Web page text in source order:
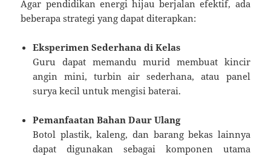
Agar pendidikan energi hijau berjalan efektif, ada
beberapa strategi yang dapat diterapkan:
Eksperimen Sederhana di Kelas
Guru dapat memandu murid membuat kincir
angin mini, turbin air sederhana, atau panel
surya kecil untuk mengisi baterai.
Pemanfaatan Bahan Daur Ulang
Botol plastik, kaleng, dan barang bekas lainnya
dapat digunakan sebagai komponen utama